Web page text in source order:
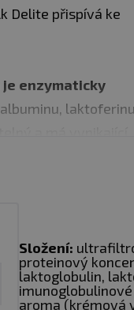
Delite přispívá ke
enzymaticky
laktoferinu
obsahu
potřebné typy
nutné přijmout
Tryptofan,
matrix“, ktgerý
Složení:
proteinový
laktoglobulin,
aroma (krémová